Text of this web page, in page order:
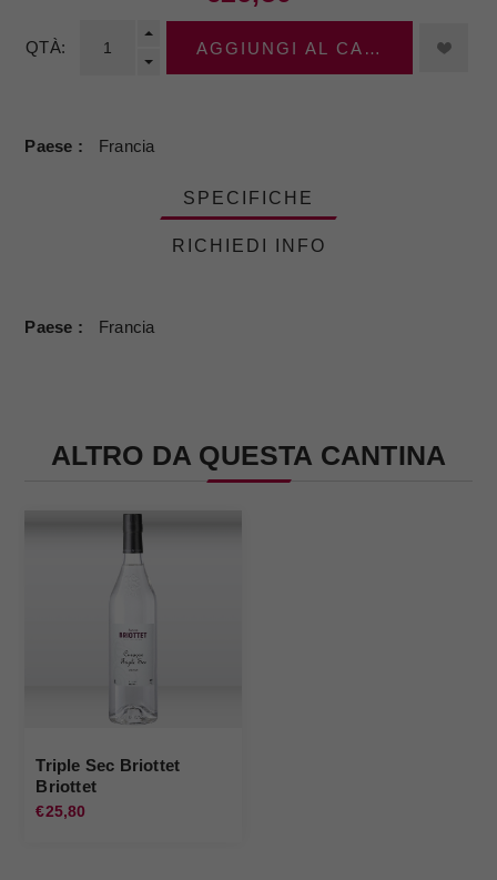
QTÀ: AGGIUNGI AL CARRELLO
Paese Francia
SPECIFICHE
RICHIEDI INFO
Paese Francia
ALTRO DA QUESTA CANTINA
Triple Sec Briottet
Briottet
€25,80